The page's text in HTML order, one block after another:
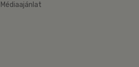
Médiaajánlat